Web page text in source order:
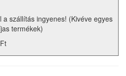
szállítás ingyenes! (Kivéve egyes
termékek)